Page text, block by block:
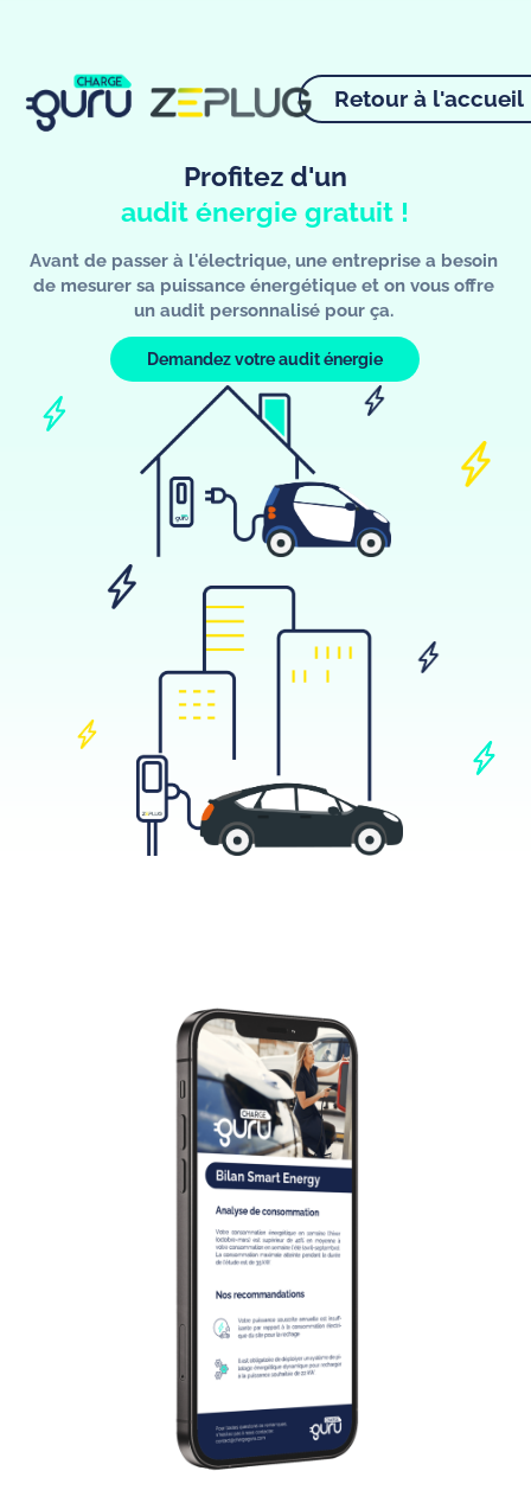
Profitez d'un
Réalisez une étude de
puissance
audit énergie gratuit !
Demandez votre audit énergie
Avant de passer à l'électrique, une entreprise a besoin
de mesurer sa puissance énergétique et on vous offre
un audit personnalisé pour ça.
Retour à l'accueil